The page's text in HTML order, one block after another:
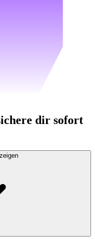
dir sofort